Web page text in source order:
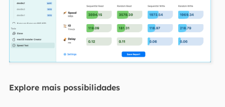
Explore mais possibilidades